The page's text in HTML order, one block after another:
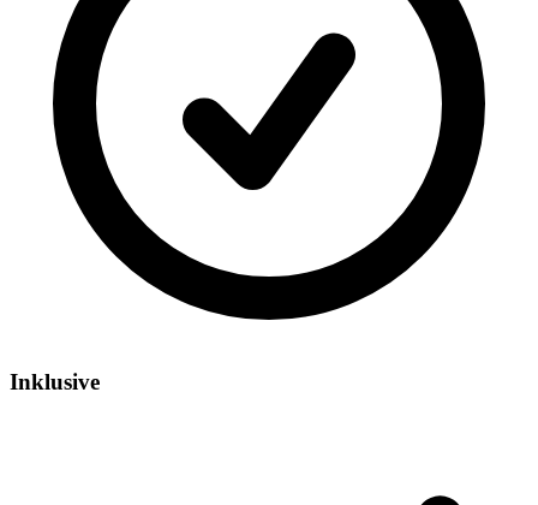
Inklusive